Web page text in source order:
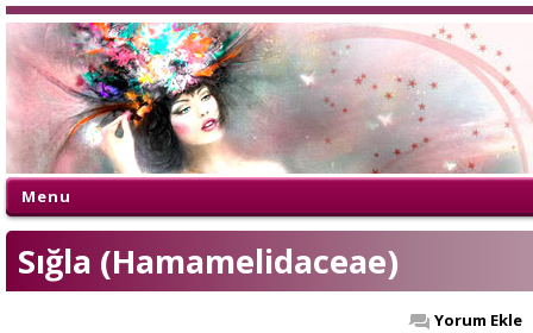
Menu
Sığla (Hamamelidaceae)
Yorum Ekle